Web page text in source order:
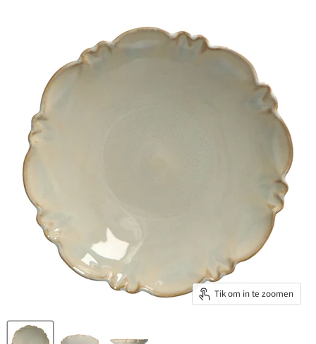
Tik om in te zoomen